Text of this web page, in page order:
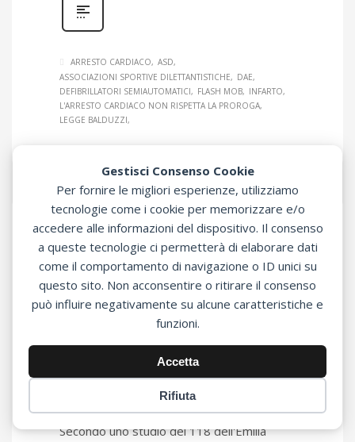
Gestisci Consenso Cookie
Per fornire le migliori esperienze, utilizziamo
tecnologie come i cookie per memorizzare e/o
accedere alle informazioni del dispositivo. Il consenso
a queste tecnologie ci permetterà di elaborare dati
come il comportamento di navigazione o ID unici su
questo sito. Non acconsentire o ritirare il consenso
può influire negativamente su alcune caratteristiche e
funzioni.
Accetta
Rifiuta
ARRESTO CARDIACO
ASD
ASSOCIAZIONI SPORTIVE DILETTANTISTICHE
DAE
DEFIBRILLATORI SEMIAUTOMATICI
FLASH MOB
INFARTO
L'ARRESTO CARDIACO NON RISPETTA LA PROROGA
LEGGE BALDUZZI
Cos’è la morte
cardiaca improvvisa?
Sunnext
Defibrillatori
MERCOLEDÌ, 22 GIUGNO 2016 / PUBLISHED
Secondo uno studio del 118 dell'Emilia